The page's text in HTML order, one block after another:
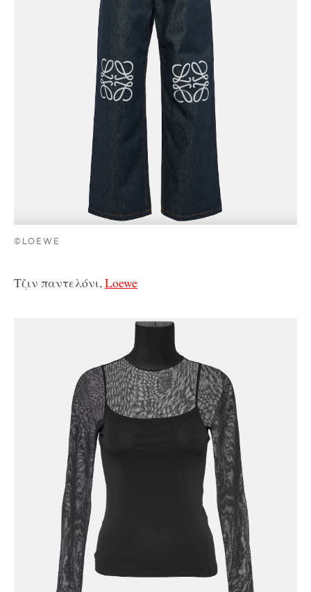
©LOEWE
Τζιν παντελόνι,Loewe